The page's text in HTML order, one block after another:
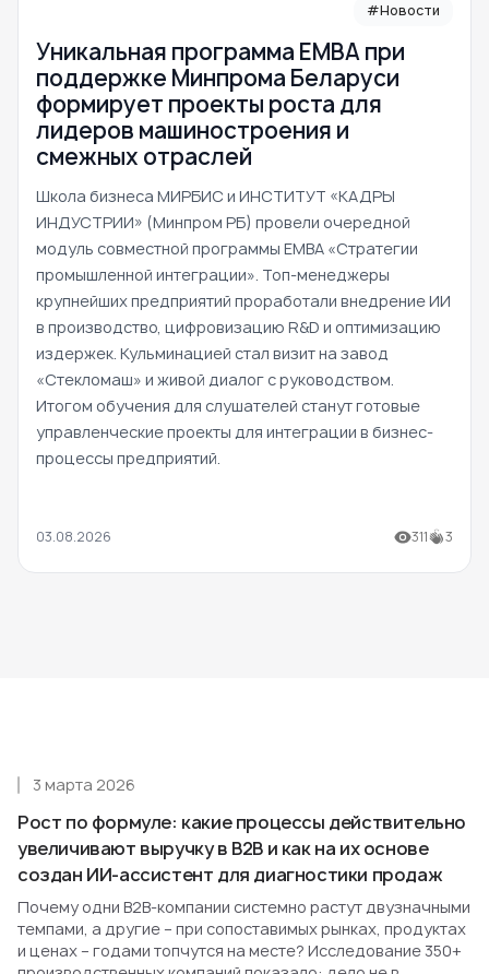
#Новости
Уникальная программа ЕМВА при
поддержке Минпрома Беларуси
формирует проекты роста для
лидеров машиностроения и
смежных отраслей
Школа бизнеса МИРБИС и ИНСТИТУТ «КАДРЫ
ИНДУСТРИИ» (Минпром РБ) провели очередной
модуль совместной программы EMBA «Стратегии
промышленной интеграции». Топ-менеджеры
крупнейших предприятий проработали внедрение ИИ
в производство, цифровизацию R&D и оптимизацию
издержек. Кульминацией стал визит на завод
«Стекломаш» и живой диалог с руководством.
Итогом обучения для слушателей станут готовые
управленческие проекты для интеграции в бизнес-
процессы предприятий.
03.08.2026 311 3
Рост по формуле: какие процессы действительно
увеличивают выручку в B2B и как на их основе
создан ИИ-ассистент для диагностики продаж
3 марта 2026
Почему одни B2B-компании системно растут двузначными
темпами, а другие – при сопоставимых рынках, продуктах
и ценах – годами топчутся на месте? Исследование 350+